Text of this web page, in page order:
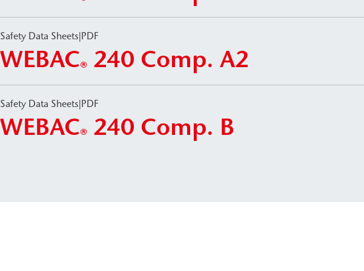
Safety Data Sheets PDF
WEBAC® 240 Comp. A2
Safety Data Sheets|PDF
WEBAC® 240 Comp. B